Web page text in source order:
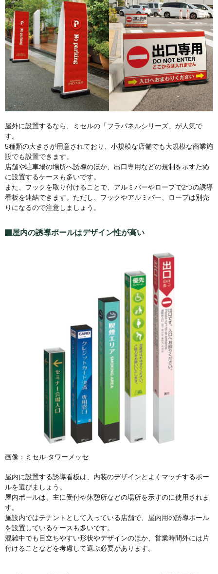
屋外に設置するなら、ミセルの「フラパネルシリーズ 」が人気で
す。
5種類の大きさが用意されており、小規模な店舗でも大規模な商業施
設でも設置できます。
店舗や駐車場の場所へ誘導のほか、出口専用などの規制を示すため
に設置するケースも多いです。
また、フックを取り付けることで、アルミバーやロープで2つの誘導
看板を連結できます。ただし、フックやアルミバー、ロープは別売
りになるので注意しましょう。
屋内の誘導ポールはデザイン性が高い
画像： ミセル タワーメッセ
屋内に設置する誘導看板は、内装のデザインとよくマッチするポー
ルを選びましょう。
屋内ポールは、主に受付や休憩所などの場所を示すのに使用されま
す。
施設内ではテナントとして入っている店舗で、屋内用の誘導ポール
を設置しているケースも多いです。
混雑中でも目立ちやすい形状やデザインのほか、営業時間外には片
付けることなどを考慮して選ぶ必要があります。